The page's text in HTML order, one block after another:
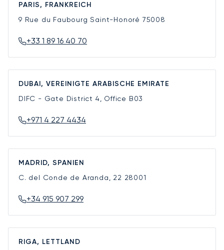
PARIS, FRANKREICH
9 Rue du Faubourg Saint-Honoré 75008
+33 1 89 16 40 70
DUBAI, VEREINIGTE ARABISCHE EMIRATE
DIFC - Gate District 4, Office B03
+971 4 227 4434
MADRID, SPANIEN
C. del Conde de Aranda, 22 28001
+34 915 907 299
RIGA, LETTLAND